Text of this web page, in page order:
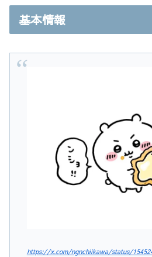
基本情報
https://x.com/ngnchiikawa/status/